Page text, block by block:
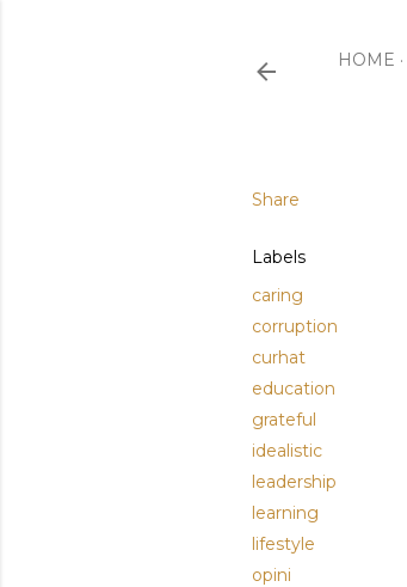
HOME
Share
Labels
caring
corruption
curhat
education
grateful
idealistic
leadership
learning
lifestyle
opini